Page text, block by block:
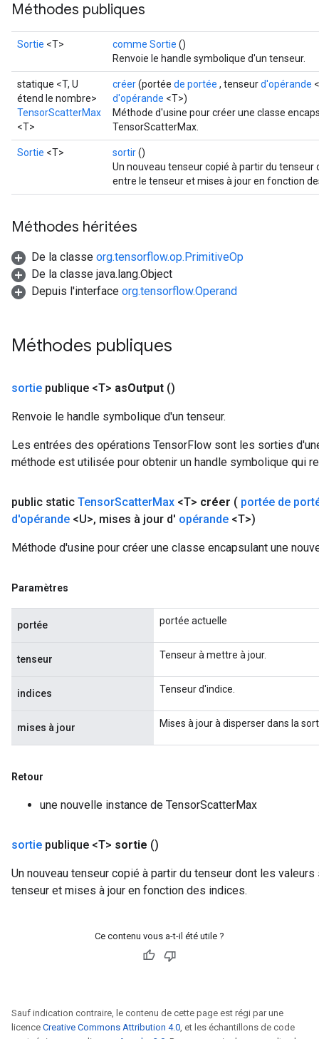
Méthodes publiques
Sortie <T> comme Sortie ()
Renvoie le handle symbolique d'un tenseur.
statique <T, U
étend le nombre>
TensorScatterMax
<T>
créer(portée de portée , tenseurd'opérande
d'opérande <T>)
Méthode d'usine pour créer une classe
TensorScatterMax.
Sortie <T> sortir()
Un nouveau tenseur copié à partir du
entre le tenseur et mises à jour en fonction
Méthodes héritées
De la classe org.tensorflow.op.PrimitiveOp
De la classe java.lang.Object
Depuis l'interface org.tensorflow.Operand
Méthodes publiques
sortie publique <T> asOutput ()
Renvoie le handle symbolique d'un tenseur.
Les entrées des opérations TensorFlow sont les sorties
méthode est utilisée pour obtenir un handle symbolique qui
public static TensorScatterMax <T> créer ( portée de
d'opérande <U>, mises à jour d' opérande <T>)
Méthode d'usine pour créer une classe encapsulant une
Paramètres
portée portée actuelle
tenseur Tenseur à mettre à jour.
indices Tenseur d'indice.
mises à jour Mises à jour à disperser dans la
Retour
une nouvelle instance de TensorScatterMax
sortie publique <T> sortie ()
Un nouveau tenseur copié à partir du tenseur dont les
tenseur et mises à jour en fonction des indices.
Ce contenu vous a-t-il été utile ?
Sauf indication contraire, le contenu de cette page est régi par une
licence Creative Commons Attribution 4.0, et les échantillons de code